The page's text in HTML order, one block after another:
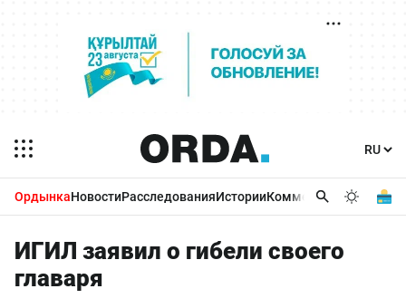
ОрдынкаНовостиРасследованияИсторииКомментарииБизнес
ИГИЛ заявил о гибели своего
главаря